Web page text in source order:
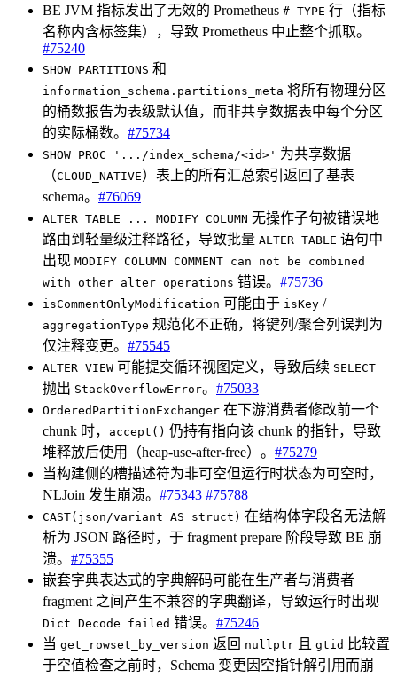
BE JVM 指标发出了无效的 Prometheus # TYPE 行（指标
名称内含标签集），导致 Prometheus 中止整个抓取。
#75240
SHOW PARTITIONS 和
information_schema.partitions_meta 将所有物理分区
的桶数报告为表级默认值，而非共享数据表中每个分区
的实际桶数。 #75734
SHOW PROC '.../index_schema/<id>' 为共享数据
（CLOUD_NATIVE）表上的所有汇总索引返回了基表
schema。 #76069
ALTER TABLE ... MODIFY COLUMN 无操作子句被错误地
路由到轻量级注释路径，导致批量 ALTER TABLE 语句中
出现 MODIFY COLUMN COMMENT can not be combined
with other alter operations 错误。 #75736
isCommentOnlyModification 可能由于 isKey /
aggregationType 规范化不正确，将键列/聚合列误判为
仅注释变更。 #75545
ALTER VIEW 可能提交循环视图定义，导致后续 SELECT
抛出 StackOverflowError。 #75033
OrderedPartitionExchanger 在下游消费者修改前一个
chunk 时，
accept() 仍持有指向该 chunk 的指针，导致
堆释放后使用（heap-use-after-free）。 #75279
当构建侧的槽描述符为非可空但运行时状态为可空时，
NLJoin 发生崩溃。 #75343 #75788
CAST(json/variant AS struct) 在结构体字段名无法解
析为 JSON 路径时，于 fragment prepare 阶段导致 BE 崩
溃。 #75355
嵌套字典表达式的字典解码可能在生产者与消费者
fragment 之间产生不兼容的字典翻译，导致运行时出现
Dict Decode failed 错误。 #75246
当 get_rowset_by_version 返回 nullptr 且 gtid 比较置
于空值检查之前时，Schema 变更因空指针解引用而崩